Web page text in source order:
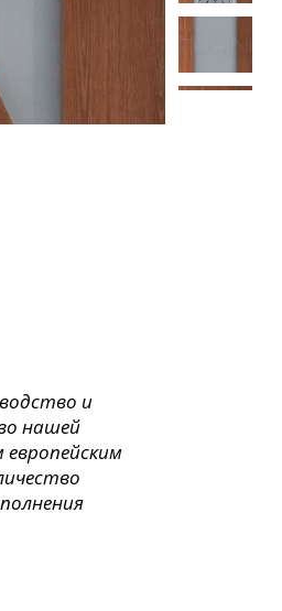
и
нашей